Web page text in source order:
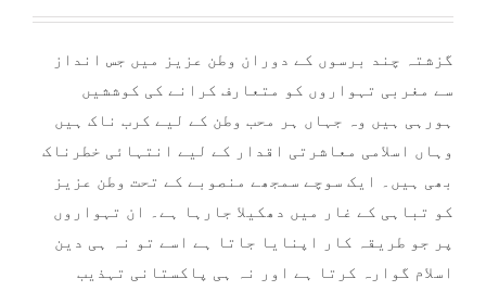
out of 5
ratings
گزشتہ چند برسوں کے دوران وطن عزیز میں جس انداز
سے مغربی تہواروں کو متعارف کرانے کی کوششیں
ہورہی ہیں وہ جہاں ہر محب وطن کے لیے کرب ناک ہیں
وہاں اسلامی معاشرتی اقدار کے لیے انتہائی خطرناک
بھی ہیں۔ ایک سوچے سمجھے منصوبے کے تحت وطن عزیز
کو تباہی کے غار میں دھکیلا جارہا ہے۔ ان تہواروں
پر جو طریقہ کار اپنایا جاتا ہے اسے تو نہ ہی دین
اسلام گوارہ کرتا ہے اور نہ ہی پاکستانی تہذیب